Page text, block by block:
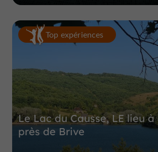
Top expériences
Le Lac du Causse, LE lieu
près de Brive